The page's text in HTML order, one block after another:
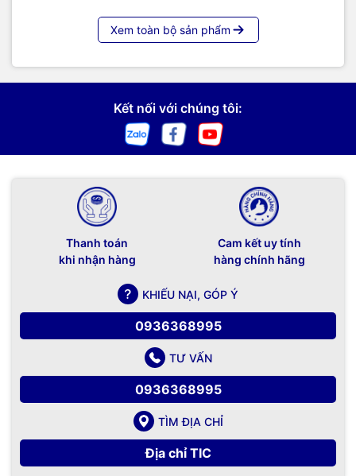
Xem toàn bộ sản phẩm
Kết nối với chúng tôi:
Thanh toán
khi nhận hàng
Cam kết uy tính
hàng chính hãng
KHIẾU NẠI, GÓP Ý
0936368995
TƯ VẤN
0936368995
TÌM ĐỊA CHỈ
Địa chỉ TIC